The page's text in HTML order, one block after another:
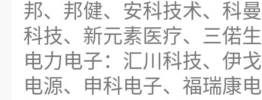
邦、邦健、安科技术、科
科技、新元素医疗、三偌
电力电子：汇川科技、伊
电源、申科电子、福瑞康